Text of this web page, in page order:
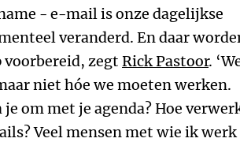
- e-mail is onze dagelijkse
veranderd. En daar
zegt Rick Pastoor.
niet hóe we moeten werken.
om met je agenda? Hoe
Veel mensen met wie ik werk